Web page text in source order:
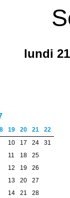
lundi 21
19 20 21
22
10 17 24
31
11 18
25
12 19
26
13 20
27
14 21
28